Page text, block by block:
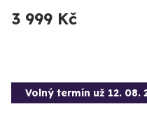
3 999 Kč
Volný termín už 12. 08.